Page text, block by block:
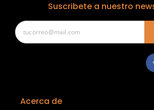
Suscribete a nuestro
Acerca de